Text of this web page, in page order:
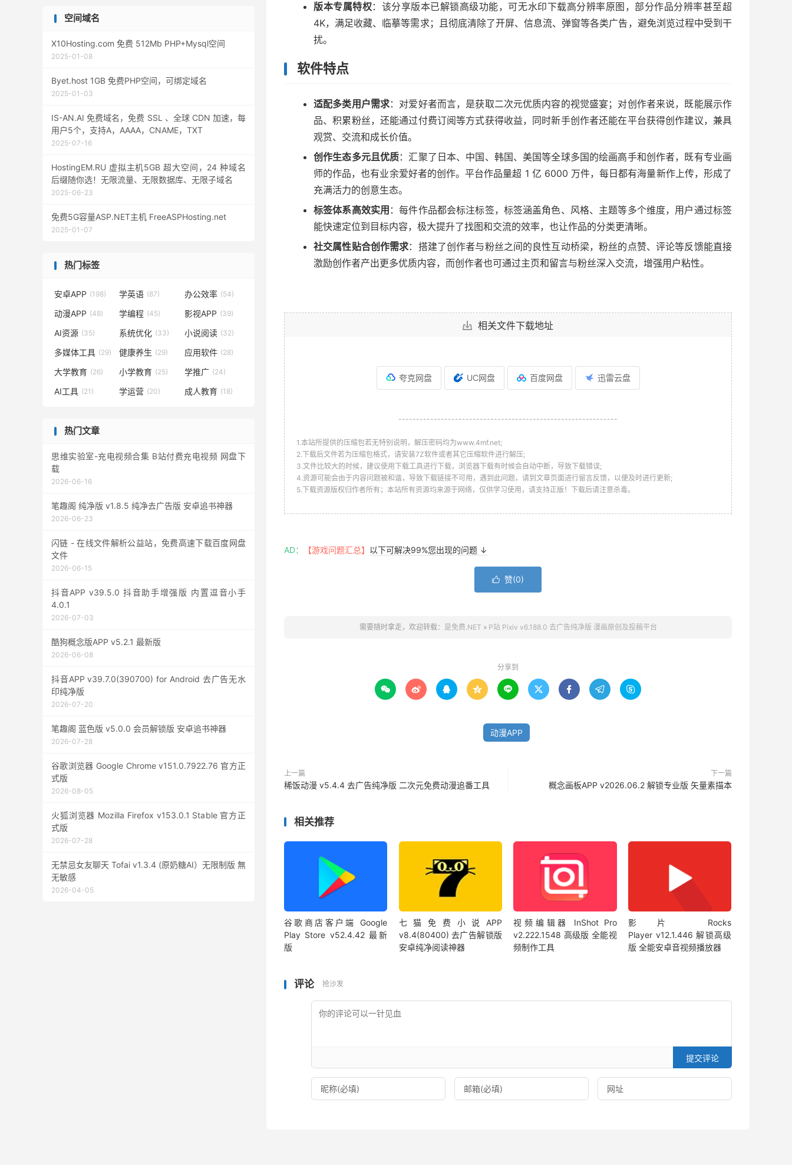
版本专属特权：该分享版本已解锁高级功能，可无水印下载高分辨率原图，部分作品分辨率甚至超
4K，满足收藏、临摹等需求；且彻底清除了开屏、信息流、弹窗等各类广告，避免浏览过程中受到干
扰。
软件特点
适配多类用户需求：对爱好者而言，是获取二次元优质内容的视觉盛宴；对创作者来说，既能展示作
品、积累粉丝，还能通过付费订阅等方式获得收益，同时新手创作者还能在平台获得创作建议，兼具
观赏、交流和成长价值。
创作生态多元且优质：汇聚了日本、中国、韩国、美国等全球多国的绘画高手和创作者，既有专业画
师的作品，也有业余爱好者的创作。平台作品量超 1 亿 6000 万件，每日都有海量新作上传，形成了
充满活力的创意生态。
标签体系高效实用 ：每件作品都会标注标签，标签涵盖角色、风格、主题等多个维度，用户通过标签
能快速定位到目标内容，极大提升了找图和交流的效率，也让作品的分类更清晰。
社交属性贴合创作需求：搭建了创作者与粉丝之间的良性互动桥梁，粉丝的点赞、评论等反馈能直接
激励创作者产出更多优质内容，而创作者也可通过主页和留言与粉丝深入交流，增强用户粘性。
相关文件下载地址
夸克网盘 UC网盘 百度网盘 迅雷云盘
--------------------------------------------------------------
1.本站所提供的压缩包若无特别说明，解压密码均为www.4mf.net;
2.下载后文件若为压缩包格式，请安装7Z软件或者其它压缩软件进行解压;
3.文件比较大的时候，建议使用下载工具进行下载，浏览器下载有时候会自动中断，导致下载错误;
4.资源可能会由于内容问题被和谐，导致下载链接不可用，遇到此问题，请到文章页面进行留言反馈，以便及时进行更新;
5.下载资源版权归作者所有；本站所有资源均来源于网络，仅供学习使用，请支持正版！下载后请注意杀毒。
AD： 【游戏问题汇总】 以下可解决99%您出现的问题 ↓
 赞(0)
需要随时拿走，欢迎转载： 是免费.NET » P站 Pixiv v6.188.0 去广告纯净版 漫画原创及投稿平台
分享到
        
动漫APP
上一篇
稀饭动漫 v5.4.4 去广告纯净版 二次元免费动漫追番工具
下一篇
概念画板APP v2026.06.2 解锁专业版 矢量素描本
相关推荐
谷歌商店客户端 Google
Play Store v52.4.42 最新
版
七猫免费小说APP
v8.4(80400) 去广告解锁版
安卓纯净阅读神器
视频编辑器 InShot Pro
v2.222.1548 高级版 全能视
频制作工具
影片 Rocks
Player v12.1.446 解锁高级
版 全能安卓音视频播放器
评论 抢沙发
提交评论
空间域名
X10Hosting.com 免费 512Mb PHP+Mysql空间
2025-01-08
Byet.host 1GB 免费PHP空间，可绑定域名
2025-01-03
IS-AN.AI 免费域名，免费 SSL 、全球 CDN 加速，每
用户5个，支持A，AAAA，CNAME，TXT
2025-07-16
HostingEM.RU 虚拟主机5GB 超大空间，24 种域名
后缀随你选！无限流量、无限数据库、无限子域名
2025-06-23
免费5G容量ASP.NET主机 FreeASPHosting.net
2025-01-07
热门标签
安卓APP (198) 学英语 (87) 办公效率 (54)
动漫APP (48) 学编程 (45) 影视APP (39)
AI资源 (35) 系统优化 (33) 小说阅读 (32)
多媒体工具 (29) 健康养生 (29) 应用软件 (28)
大学教育 (26) 小学教育 (25) 学推广 (24)
AI工具 (21) 学运营 (20) 成人教育 (18)
热门文章
思维实验室-充电视频合集 B站付费充电视频 网盘下
载
2026-06-16
笔趣阁 纯净版 v1.8.5 纯净去广告版 安卓追书神器
2026-06-23
闪链 - 在线文件解析公益站，免费高速下载百度网盘
文件
2026-06-15
抖音APP v39.5.0 抖音助手增强版 内置逗音小手
4.0.1
2026-07-03
酷狗概念版APP v5.2.1 最新版
2026-06-08
抖音APP v39.7.0(390700) for Android 去广告无水
印纯净版
2026-07-20
笔趣阁 蓝色版 v5.0.0 会员解锁版 安卓追书神器
2026-07-28
谷歌浏览器 Google Chrome v151.0.7922.76 官方正
式版
2026-08-05
火狐浏览器 Mozilla Firefox v153.0.1 Stable 官方正
式版
2026-07-28
无禁忌女友聊天 Tofai v1.3.4 (原奶糖AI）无限制版 無
无敏感
2026-04-05